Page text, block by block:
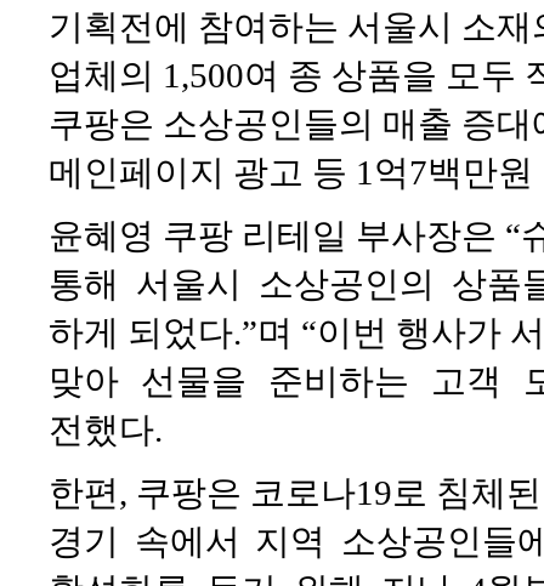
기획전에 참여하는 서울시 소재
업체의 1,500여 종 상품을 모두
쿠팡은 소상공인들의 매출 증
메인페이지 광고 등 1억7백만
윤혜영 쿠팡 리테일 부사장은 “
통해 서울시 소상공인의 상품
하게 되었다.”며 “이번 행사가
맞아 선물을 준비하는 고객
전했다.
한편, 쿠팡은 코로나19로 침체된
경기 속에서 지역 소상공인들